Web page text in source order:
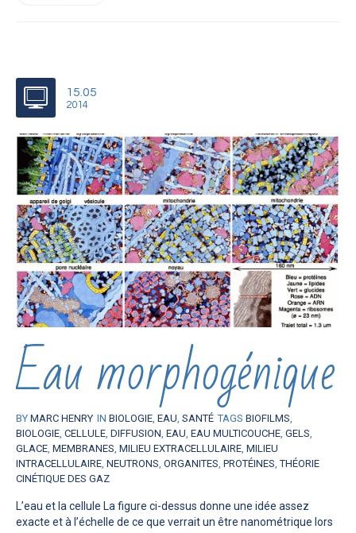
15.05
2014
Eau morphogénique
BY MARC HENRY IN BIOLOGIE, EAU, SANTÉ TAGS BIOFILMS,
BIOLOGIE, CELLULE, DIFFUSION, EAU, EAU MULTICOUCHE, GELS,
GLACE, MEMBRANES, MILIEU EXTRACELLULAIRE, MILIEU
INTRACELLULAIRE, NEUTRONS, ORGANITES, PROTÉINES,THÉORIE
CINÉTIQUE DES GAZ
L’eau et la cellule La figure ci-dessus donne une idée assez
exacte et à l’échelle de ce que verrait un être nanométrique lors